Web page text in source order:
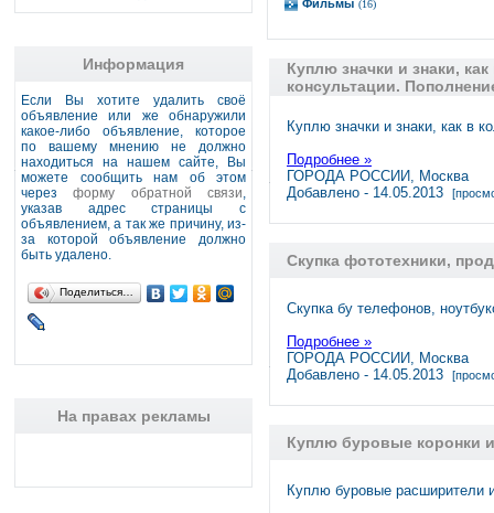
Информация
Если Вы хотите удалить своё
объявление или же обнаружили
какое-либо объявление, которое
по вашему мнению не должно
находиться на нашем сайте, Вы
можете сообщить нам об этом
черезформу обратной связи,
указав адрес страницы с
объявлением, а так же причину, из-
за которой объявление должно
быть удалено.
Поделиться…
На правах рекламы
Фильмы (16)
Куплю значки и знаки,
консультации.
Куплю значки и знаки, как в
Подробнее »
ГОРОДА РОССИИ, Москва
Добавлено - 14.05.2013
Скупка фототехники,
Скупка бу телефонов,
Подробнее »
ГОРОДА РОССИИ, Москва
Добавлено - 14.05.2013
Куплю буровые коронки
Куплю буровые расширители